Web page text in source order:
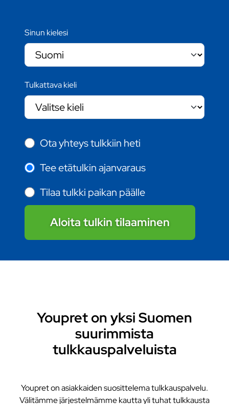
Sinun kielesi
Tulkattava kieli
Ota yhteys tulkkiin heti
Tee etätulkin ajanvaraus
Tilaa tulkki paikan päälle
Aloita tulkin tilaaminen
Youpret on yksi Suomen
suurimmista
tulkkauspalveluista
Youpret on asiakkaiden suosittelema tulkkauspalvelu.
Välitämme järjestelmämme kautta yli tuhat tulkkausta